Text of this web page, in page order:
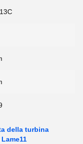
della turbina